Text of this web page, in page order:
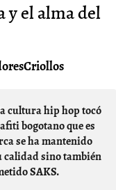
y el alma del
bogotano que es
se ha mantenido
calidad sino también
SAKS.